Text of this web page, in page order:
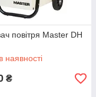
повітря Master DH
наявності
₴